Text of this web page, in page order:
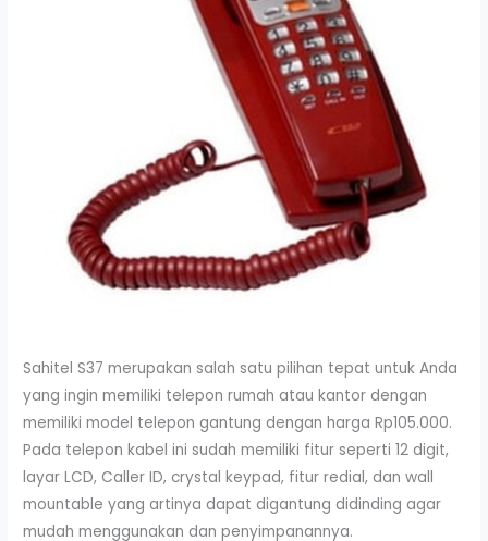
Sahitel S37 merupakan salah satu pilihan tepat untuk Anda
yang ingin memiliki telepon rumah atau kantor dengan
memiliki model telepon gantung dengan harga Rp105.000.
Pada telepon kabel ini sudah memiliki fitur seperti 12 digit,
layar LCD, Caller ID, crystal keypad, fitur redial, dan wall
mountable yang artinya dapat digantung didinding agar
mudah menggunakan dan penyimpanannya.